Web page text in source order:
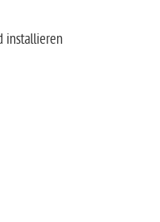
installieren